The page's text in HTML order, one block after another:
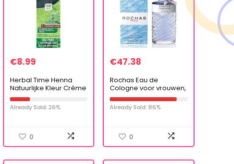
€8.99
Herbal Time Henna
Natuurlijke Kleur Crème
Natuurlijke Zwarte Kleur
Nº 7 | Henna Haar | Dekt
Grijzen Haren |
Already Sold: 26%
0
€47.38
Rochas Eau de
Cologne voor vrouwen,
per stuk verpakt (1 x 100
ml)
Already Sold: 86%
0